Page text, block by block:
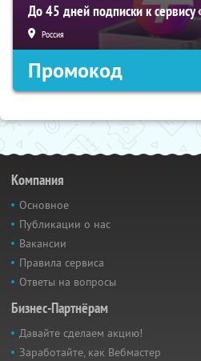
До 45 дней подписки к сервису
Россия
Промокод
Компания
Основное
Публикации о нас
Вакансии
Правила сервиса
Ответы на вопросы
Бизнес-Партнёрам
Давайте сделаем акцию!
Заработайте, как Вебмастер